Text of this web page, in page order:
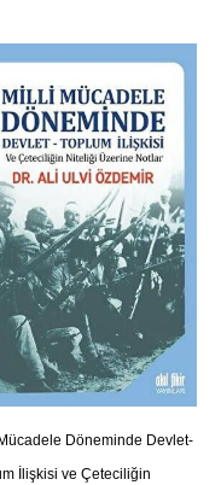
Döneminde Devlet-
İlişkisi ve Çeteciliğin